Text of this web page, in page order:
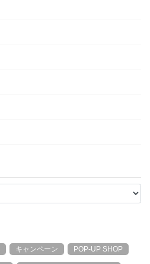
キャンペーン POP-UP SHOP